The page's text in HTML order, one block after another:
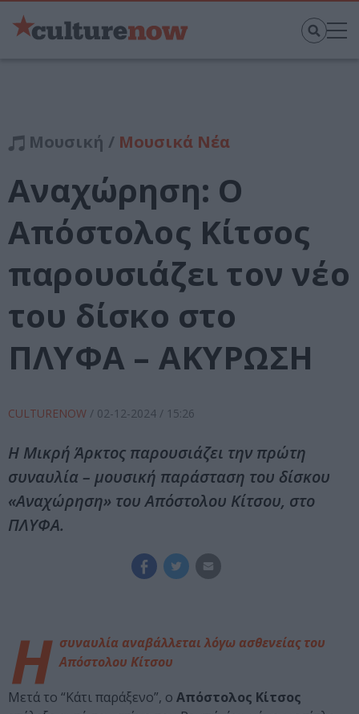
Μουσική / Μουσικά Νέα
Αναχώρηση: Ο
Απόστολος Κίτσος
παρουσιάζει τον νέο
του δίσκο στο
ΠΛΥΦΑ – ΑΚΥΡΩΣΗ
CULTURENOW / 02-12-2024 / 15:26
Η Μικρή Άρκτος παρουσιάζει την πρώτη
συναυλία – μουσική παράσταση του δίσκου
«Αναχώρηση» του Απόστολου Κίτσου, στο
ΠΛΥΦΑ.
Η συναυλία αναβάλλεται λόγω ασθενείας του
Απόστολου Κίτσου
Μετά το “Κάτι παράξενο”, ο Απόστολος Κίτσος